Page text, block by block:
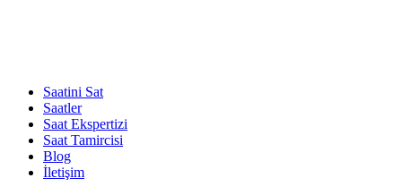
Saatini Sat
Saatler
Saat Ekspertizi
Saat Tamircisi
Blog
İletişim